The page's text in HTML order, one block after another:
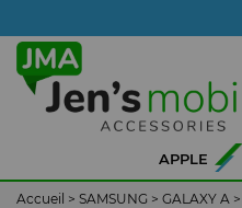
APPLE
Accueil > SAMSUNG > GALAXY A >